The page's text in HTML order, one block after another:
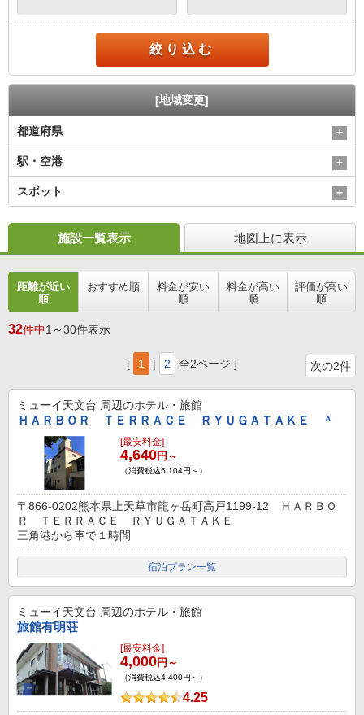
絞り込む
[地域変更]
都道府県
駅・空港
スポット
施設一覧表示 地図上に表示
距離が近い
順
おすすめ順
料金が安い
順
料金が高い
順
評価が高い
順
32件中1～30件表示
[ 1 | 2 全2ページ ] 次の2件
ミューイ天文台 周辺のホテル・旅館
ＨＡＲＢＯＲ ＴＥＲＲＡＣＥ ＲＹＵＧＡＴＡＫＥ ＾
[最安料金]
4,640円～
（消費税込5,104円～）
〒866-0202熊本県上天草市龍ヶ岳町高戸1199-12 ＨＡＲＢＯ
Ｒ ＴＥＲＲＡＣＥ ＲＹＵＧＡＴＡＫＥ
三角港から車で１時間
宿泊プラン一覧
ミューイ天文台 周辺のホテル・旅館
旅館有明荘
[最安料金]
4,000円～
（消費税込4,400円～）
4.25